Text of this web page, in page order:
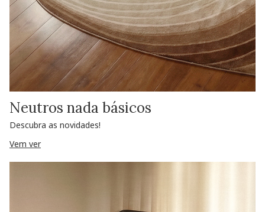
Neutros nada básicos
Descubra as novidades!
Vem ver